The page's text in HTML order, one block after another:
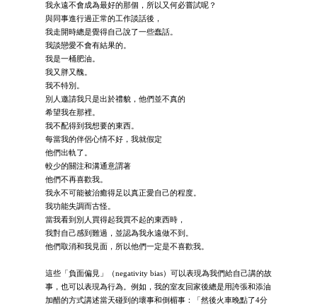
我永遠不會成為最好的那個，所以又何必嘗試呢？
與同事進行過正常的工作談話後，
我走開時總是覺得自己說了一些蠢話。
我談戀愛不會有結果的。
我是一桶肥油。
我又胖又醜。
我不特別。
別人邀請我只是出於禮貌，他們並不真的
希望我在那裡。
我不配得到我想要的東西。
每當我的伴侶心情不好，我就假定
他們出軌了。
較少的關注和溝通意謂著
他們不再喜歡我。
我永不可能被治癒得足以真正愛自己的程度。
我功能失調而古怪。
當我看到別人買得起我買不起的東西時，
我對自己感到難過，並認為我永遠做不到。
他們取消和我見面，所以他們一定是不喜歡我。
這些「負面偏見」（negativity bias）可以表現為我們給自己講的故
事，也可以表現為行為。例如，我的室友回家後總是用誇張和添油
加醋的方式講述當天碰到的壞事和倒楣事：「然後火車晚點了4分